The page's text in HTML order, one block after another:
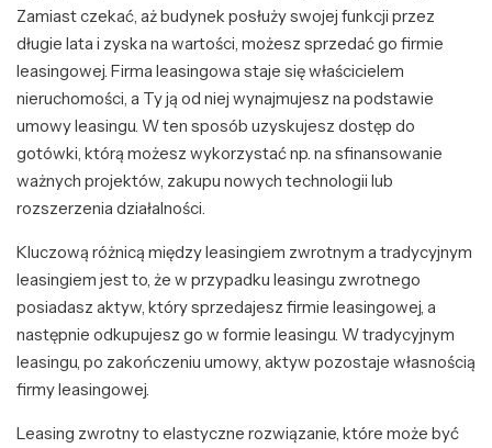
Zamiast czekać, aż budynek posłuży swojej funkcji przez
długie lata i zyska na wartości, możesz sprzedać go firmie
leasingowej. Firma leasingowa staje się właścicielem
nieruchomości, a Ty ją od niej wynajmujesz na podstawie
umowy leasingu. W ten sposób uzyskujesz dostęp do
gotówki, którą możesz wykorzystać np. na sfinansowanie
ważnych projektów, zakupu nowych technologii lub
rozszerzenia działalności.
Kluczową różnicą między leasingiem zwrotnym a tradycyjnym
leasingiem jest to, że w przypadku leasingu zwrotnego
posiadasz aktyw, który sprzedajesz firmie leasingowej, a
następnie odkupujesz go w formie leasingu. W tradycyjnym
leasingu, po zakończeniu umowy, aktyw pozostaje własnością
firmy leasingowej.
Leasing zwrotny to elastyczne rozwiązanie, które może być